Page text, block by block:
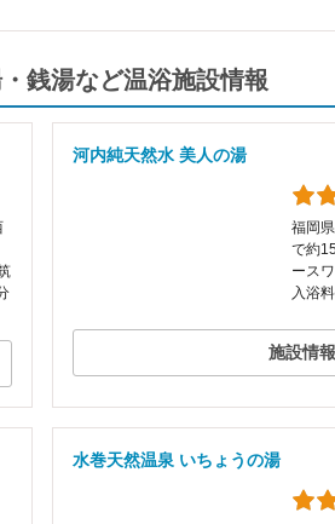
銭湯など温浴施設情報
河内純天然水 美人の湯
福岡
で約
ース
入浴
施設情
水巻天然温泉 いちょうの湯